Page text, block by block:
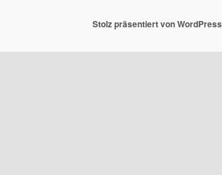
Stolz präsentiert von WordPress